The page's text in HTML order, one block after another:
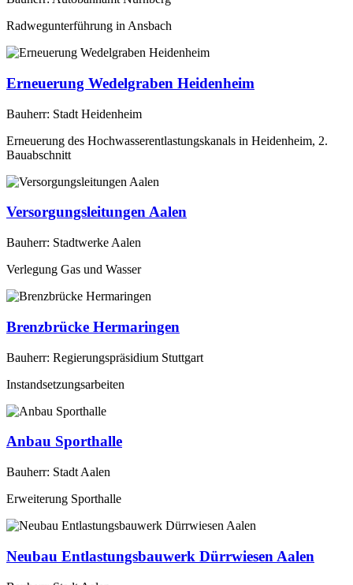
Radwegunterführung in Ansbach
Erneuerung Wedelgraben Heidenheim
Bauherr: Stadt Heidenheim
Erneuerung des Hochwasserentlastungskanals in Heidenheim, 2.
Bauabschnitt
Versorgungsleitungen Aalen
Bauherr: Stadtwerke Aalen
Verlegung Gas und Wasser
Brenzbrücke Hermaringen
Bauherr: Regierungspräsidium Stuttgart
Instandsetzungsarbeiten
Anbau Sporthalle
Bauherr: Stadt Aalen
Erweiterung Sporthalle
Neubau Entlastungsbauwerk Dürrwiesen Aalen